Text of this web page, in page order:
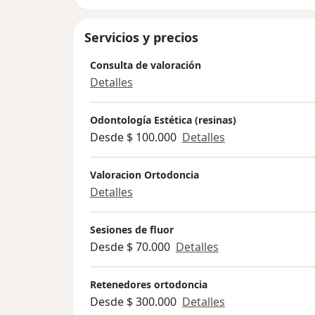
brindarle motivos para sonreír todos los
Servicios y precios
Consulta de valoración
Detalles
Odontología Estética (resinas)
Desde $ 100.000 Detalles
Valoracion Ortodoncia
Detalles
Sesiones de fluor
Desde $ 70.000 Detalles
Retenedores ortodoncia
Desde $ 300.000 Detalles